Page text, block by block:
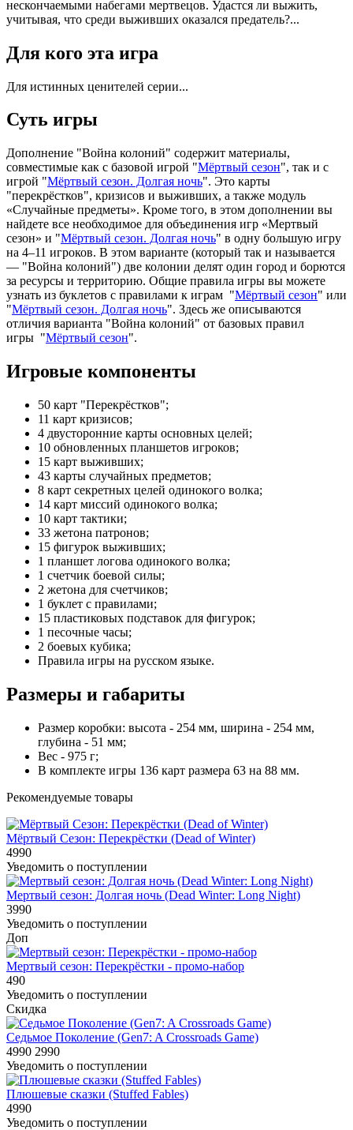
нескончаемыми набегами мертвецов. Удастся ли выжить,
учитывая, что среди выживших оказался предатель?...
Для кого эта игра
Для истинных ценителей серии...
Суть игры
Дополнение "Война колоний" содержит материалы,
совместимые как с базовой игрой "Мёртвый сезон", так и с
игрой "Мёртвый сезон. Долгая ночь". Это карты
"перекрёстков", кризисов и выживших, а также модуль
«Случайные предметы». Кроме того, в этом дополнении вы
найдете все необходимое для объединения игр «Мертвый
сезон» и "Мёртвый сезон. Долгая ночь" в одну большую игру
на 4–11 игроков. В этом варианте (который так и называется
— "Война колоний") две колонии делят один город и борются
за ресурсы и территорию. Общие правила игры вы можете
узнать из буклетов с правилами к играм "Мёртвый сезон" или
"Мёртвый сезон. Долгая ночь". Здесь же описываются
отличия варианта "Война колоний" от базовых правил
игры "Мёртвый сезон".
Игровые компоненты
50 карт "Перекрёстков";
11 карт кризисов;
4 двусторонние карты основных целей;
10 обновленных планшетов игроков;
15 карт выживших;
43 карты случайных предметов;
8 карт секретных целей одинокого волка;
14 карт миссий одинокого волка;
10 карт тактики;
33 жетона патронов;
15 фигурок выживших;
1 планшет логова одинокого волка;
1 счетчик боевой силы;
2 жетона для счетчиков;
1 буклет с правилами;
15 пластиковых подставок для фигурок;
1 песочные часы;
2 боевых кубика;
Правила игры на русском языке.
Размеры и габариты
Размер коробки: высота - 254 мм, ширина - 254 мм,
глубина - 51 мм;
Вес - 975 г;
В комплекте игры 136 карт размера 63 на 88 мм.
Рекомендуемые товары
Мёртвый Сезон: Перекрёстки (Dead of Winter)
4990
Уведомить о поступлении
Мертвый сезон: Долгая ночь (Dead Winter: Long Night)
3990
Уведомить о поступлении
Доп
Мертвый сезон: Перекрёстки - промо-набор
490
Уведомить о поступлении
Скидка
Седьмое Поколение (Gen7: A Crossroads Game)
4990 2990
Уведомить о поступлении
Плюшевые сказки (Stuffed Fables)
4990
Уведомить о поступлении